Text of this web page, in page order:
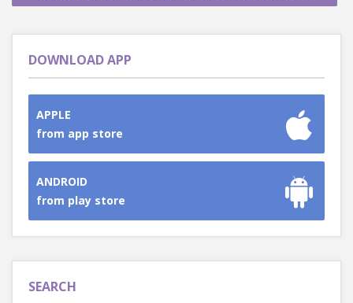
DOWNLOAD APP
APPLE
from app store
ANDROID
from play store
SEARCH